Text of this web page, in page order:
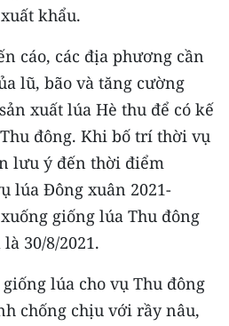
khẩu.
cáo, các địa phương cần
lũ, bão và tăng cường
xuất lúa Hè thu để có kế
đông. Khi bố trí thời vụ
lưu ý đến thời điểm
lúa Đông xuân 2021-
giống lúa Thu đông
30/8/2021.
lúa cho vụ Thu đông
chống chịu với rầy nâu,